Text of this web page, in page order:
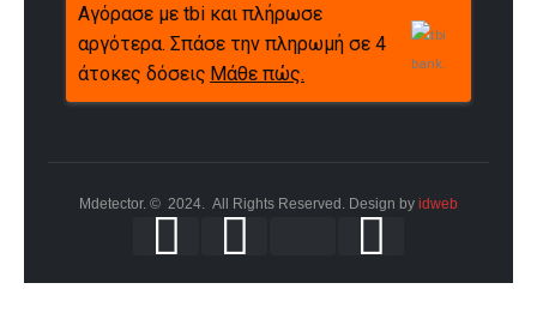
Αγόρασε με tbi και πλήρωσε
αργότερα. Σπάσε την πληρωμή σε 4
άτοκες δόσεις Μάθε πώς.
Mdetector. © 2024. All Rights Reserved. Design by idweb